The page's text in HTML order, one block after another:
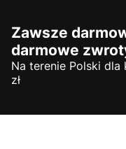
Zawsze
darmowe
Na terenie Polski
zł